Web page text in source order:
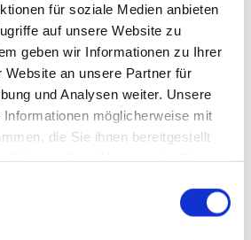
für soziale Medien anbieten
auf unsere Website zu
geben wir Informationen zu Ihrer
Website an unsere Partner für
und Analysen weiter. Unsere
möglicherweise mit
die Sie ihnen bereitgestellt
bei akuten, nicht
jederzeit die
Anmeldung Ihr Tier
dass
jederzeit vorrangig